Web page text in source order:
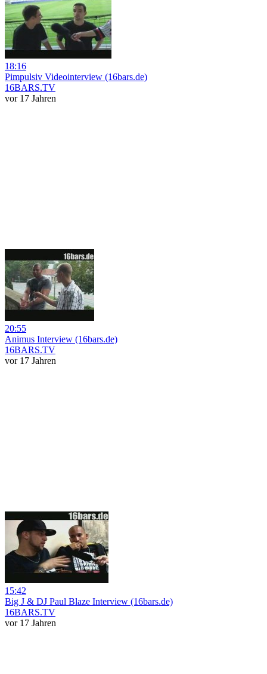
18:16
Pimpulsiv Videointerview (16bars.de)
16BARS.TV
vor 17 Jahren
20:55
Animus Interview (16bars.de)
16BARS.TV
vor 17 Jahren
15:42
Big J & DJ Paul Blaze Interview (16bars.de)
16BARS.TV
vor 17 Jahren